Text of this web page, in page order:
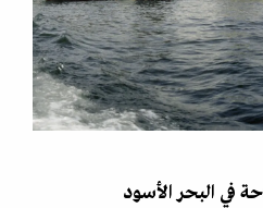
في البحر الأسود